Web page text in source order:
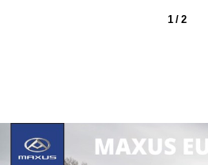
1 / 2